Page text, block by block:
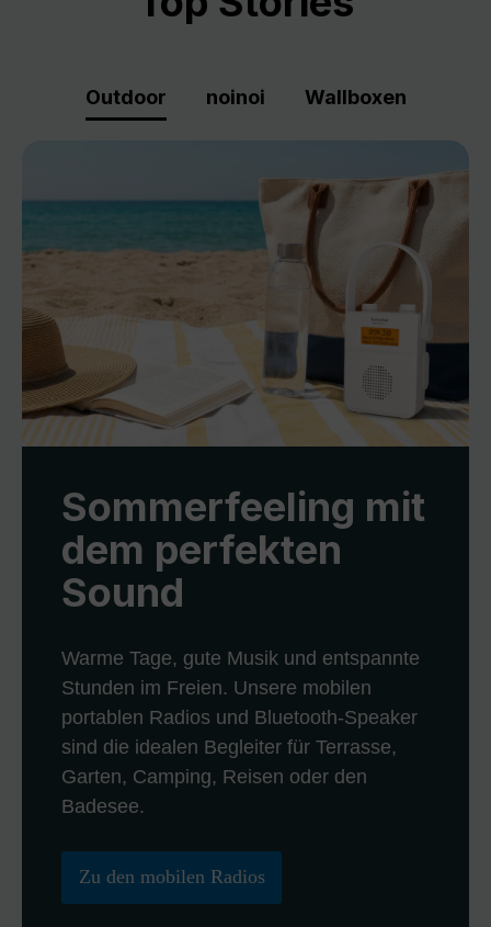
Outdoor noinoi Wallboxen
Sommerfeeling mit
dem perfekten
Sound
Warme Tage, gute Musik und entspannte
Stunden im Freien. Unsere mobilen
portablen Radios und Bluetooth-Speaker
sind die idealen Begleiter für Terrasse,
Garten, Camping, Reisen oder den
Badesee.
Zu den mobilen Radios